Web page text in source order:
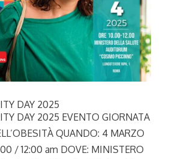
DAY 2025
DAY 2025 EVENTO GIORNATA
QUANDO: 4 MARZO
/ 12:00 am DOVE: MINISTERO